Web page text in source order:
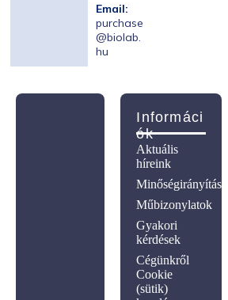
Email:
purchase
@biolab.
hu
Informáci
Ók
Aktuális
híreink
Minőségirányítás
Műbizonylatok
Gyakori
kérdések
Cégünkről
Cookie
(sütik)